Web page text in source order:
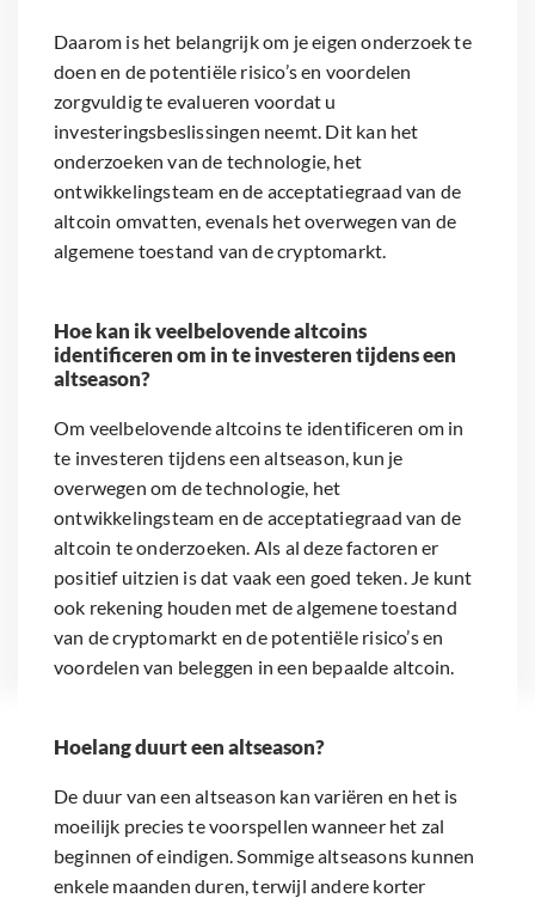
Daarom is het belangrijk om je eigen onderzoek te
doen en de potentiële risico’s en voordelen
zorgvuldig te evalueren voordat u
investeringsbeslissingen neemt. Dit kan het
onderzoeken van de technologie, het
ontwikkelingsteam en de acceptatiegraad van de
altcoin omvatten, evenals het overwegen van de
algemene toestand van de cryptomarkt.
Hoe kan ik veelbelovende altcoins
identificeren om in te investeren tijdens een
altseason?
Om veelbelovende altcoins te identificeren om in
te investeren tijdens een altseason, kun je
overwegen om de technologie, het
ontwikkelingsteam en de acceptatiegraad van de
altcoin te onderzoeken. Als al deze factoren er
positief uitzien is dat vaak een goed teken. Je kunt
ook rekening houden met de algemene toestand
van de cryptomarkt en de potentiële risico’s en
voordelen van beleggen in een bepaalde altcoin.
Hoelang duurt een altseason?
De duur van een altseason kan variëren en het is
moeilijk precies te voorspellen wanneer het zal
beginnen of eindigen. Sommige altseasons kunnen
enkele maanden duren, terwijl andere korter